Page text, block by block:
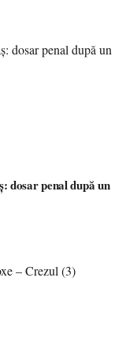
dosar penal după un